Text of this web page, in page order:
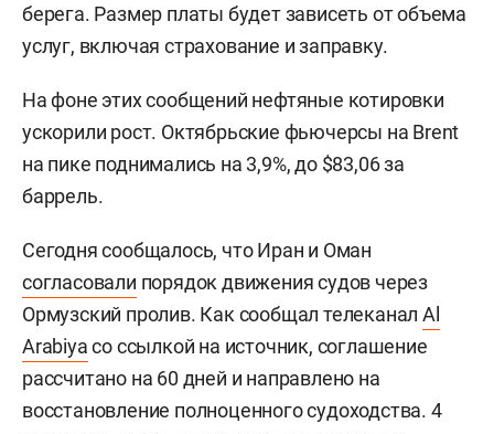
берега. Размер платы будет зависеть от объема
услуг, включая страхование и заправку.
На фоне этих сообщений нефтяные котировки
ускорили рост. Октябрьские фьючерсы на Brent
на пике поднимались на 3,9%, до $83,06 за
баррель.
Сегодня сообщалось, что Иран и Оман
согласовали порядок движения судов через
Ормузский пролив. Как сообщал телеканал Al
Arabiyaсо ссылкой на источник, соглашение
рассчитано на 60 дней и направлено на
восстановление полноценного судоходства. 4